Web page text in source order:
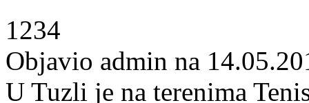
1234
Objavio admin na
U Tuzli je na terenima